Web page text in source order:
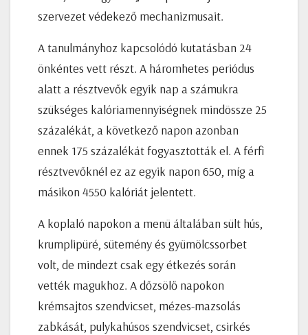
szervezet védekező mechanizmusait.
A tanulmányhoz kapcsolódó kutatásban 24
önkéntes vett részt. A háromhetes periódus
alatt a résztvevők egyik nap a számukra
szükséges kalóriamennyiségnek mindössze 25
százalékát, a következő napon azonban
ennek 175 százalékát fogyasztották el. A férfi
résztvevőknél ez az egyik napon 650, míg a
másikon 4550 kalóriát jelentett.
A koplaló napokon a menü általában sült hús,
krumplipüré, sütemény és gyümölcssorbet
volt, de mindezt csak egy étkezés során
vették magukhoz. A dőzsölő napokon
krémsajtos szendvicset, mézes-mazsolás
zabkását, pulykahúsos szendvicset, csirkés